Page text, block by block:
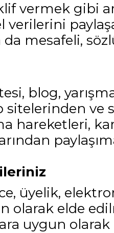
vermek gibi
verilerini
mesafeli, sözlü
blog,
sitelerinden ve
hareketleri,
üyelik,
olarak elde
uygun